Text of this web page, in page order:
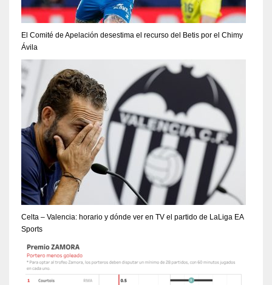
El Comité de Apelación desestima el recurso del Betis por el Chimy
Ávila
Celta – Valencia: horario y dónde ver en TV el partido de LaLiga EA
Sports